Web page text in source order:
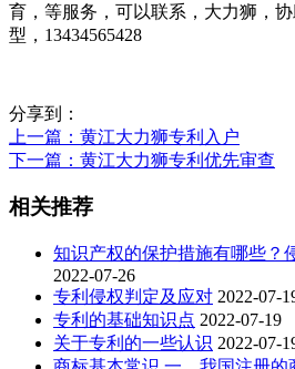
育，等服务，可以联系，大力狮，
型，13434565428
分享到：
上一篇 ：黄江大力狮专利入户
下一篇 ：黄江大力狮专利优先审查
相关推荐
知识产权的保护措施有哪些？
2022-07-26
专利侵权判定及应对 2022-07-
专利的基础知识点 2022-07-19
关于专利的一些认识 2022-07-